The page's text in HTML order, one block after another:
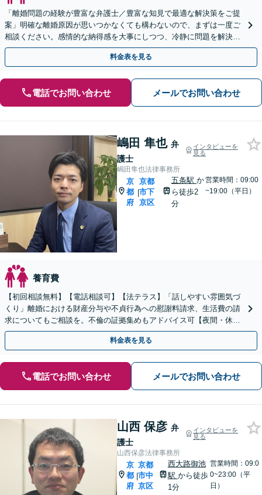
「離婚問題の経験が豊富な弁護士／豊富な知見で最適な解決策をご提
案」明確な離婚原因が思いつかなくても構わないので、まずは一度ご
相談ください。感情的な納得感を大事にしつつ、冷静に問題を解決
【休日・夜間面談あり】
料金表を見る
電話でお問い合わせ メールでお問い合わせ
嶋田 隼也 弁
護士
インタビューを
見る
嶋田隼也法律事務所
京
都
府
|
京都
市下
京区
五条駅 か
ら徒歩2
分
営業時間：09:00
~19:00（平日）
養育費
【初回相談無料】【電話相談可】【法テラス】「話しやすい雰囲気づ
くり」離婚における財産分与や不貞行為への慰謝料請求、生活費の請
求についてもご相談を。不倫の証拠集めもアドバイス可【夜間・休日
面談】【四条駅徒歩4分／五条駅徒歩2分】
料金表を見る
電話でお問い合わせ メールでお問い合わせ
山西 保彦 弁
護士
インタビューを
見る
山西保彦法律事務所
京
都
府
|
京都
市中
京区
西大路御池
駅 から徒歩
1分
営業時間：09:0
0~23:00（平
日）